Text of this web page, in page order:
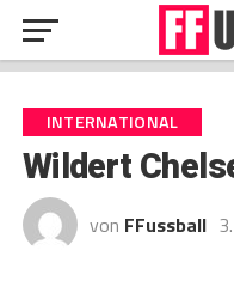
INTERNATIONAL
Wildert
von FFussball